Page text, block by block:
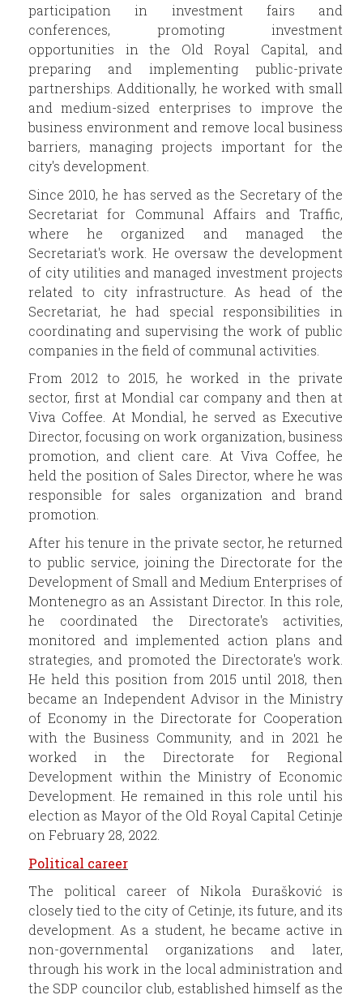
participation in investment fairs and
conferences, promoting investment
opportunities in the Old Royal Capital, and
preparing and implementing public-private
partnerships. Additionally, he worked with small
and medium-sized enterprises to improve the
business environment and remove local business
barriers, managing projects important for the
city's development.
Since 2010, he has served as the Secretary of the
Secretariat for Communal Affairs and Traffic,
where he organized and managed the
Secretariat's work. He oversaw the development
of city utilities and managed investment projects
related to city infrastructure. As head of the
Secretariat, he had special responsibilities in
coordinating and supervising the work of public
companies in the field of communal activities.
From 2012 to 2015, he worked in the private
sector, first at Mondial car company and then at
Viva Coffee. At Mondial, he served as Executive
Director, focusing on work organization, business
promotion, and client care. At Viva Coffee, he
held the position of Sales Director, where he was
responsible for sales organization and brand
promotion.
After his tenure in the private sector, he returned
to public service, joining the Directorate for the
Development of Small and Medium Enterprises of
Montenegro as an Assistant Director. In this role,
he coordinated the Directorate's activities,
monitored and implemented action plans and
strategies, and promoted the Directorate's work.
He held this position from 2015 until 2018, then
became an Independent Advisor in the Ministry
of Economy in the Directorate for Cooperation
with the Business Community, and in 2021 he
worked in the Directorate for Regional
Development within the Ministry of Economic
Development. He remained in this role until his
election as Mayor of the Old Royal Capital Cetinje
on February 28, 2022.
Political career
The political career of Nikola Đurašković is
closely tied to the city of Cetinje, its future, and its
development. As a student, he became active in
non-governmental organizations and later,
through his work in the local administration and
the SDP councilor club, established himself as the